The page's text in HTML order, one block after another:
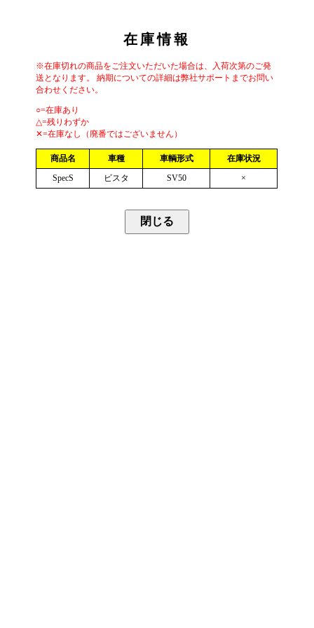
在庫情報
※在庫切れの商品をご注文いただいた場合は、入荷次第のご発
送となります。 納期についての詳細は弊社サポートまでお問い
合わせください。
○=在庫あり
△=残りわずか
✕=在庫なし（廃番ではございません）
商品名 車種 車輌形式
在庫状況
SpecS
ビスタ SV50 ×